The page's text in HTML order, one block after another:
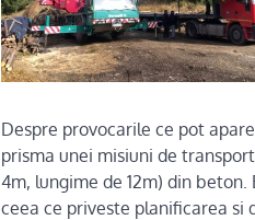
Despre provocarile ce pot
prisma unei misiuni de
4m, lungime de 12m) din
ceea ce priveste planificarea si